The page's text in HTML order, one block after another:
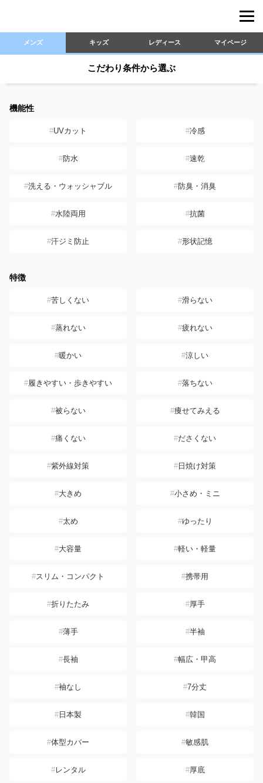
メンズ キッズ レディース マイページ
こだわり条件から選ぶ
機能性
UVカット 冷感
防水 速乾
洗える・ウォッシャブル 防臭・消臭
水陸両用 抗菌
汗ジミ防止 形状記憶
特徴
苦しくない 滑らない
蒸れない 疲れない
暖かい 涼しい
履きやすい・歩きやすい 落ちない
被らない 痩せてみえる
痛くない ださくない
紫外線対策 日焼け対策
大きめ 小さめ・ミニ
太め ゆったり
大容量 軽い・軽量
スリム・コンパクト 携帯用
折りたたみ 厚手
薄手 半袖
長袖 幅広・甲高
袖なし 7分丈
日本製 韓国
体型カバー 敏感肌
レンタル 厚底